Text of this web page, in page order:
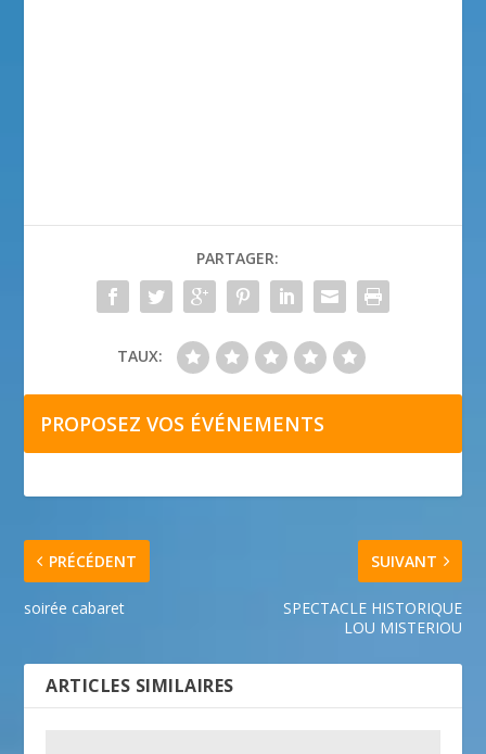
PARTAGER:
TAUX:
PROPOSEZ VOS ÉVÉNEMENTS
PRÉCÉDENT
soirée cabaret
SUIVANT
SPECTACLE HISTORIQUE
LOU MISTERIOU
ARTICLES SIMILAIRES